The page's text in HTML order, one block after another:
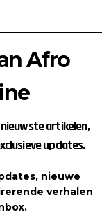
Afro
artikelen,
updates.
nieuwe
verhalen